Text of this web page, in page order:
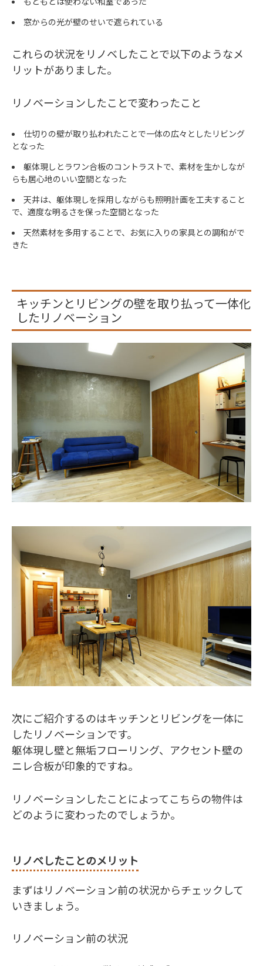
窓からの光が壁のせいで遮られている
これらの状況をリノベしたことで以下のようなメ
リットがありました。
リノベーションしたことで変わったこと
仕切りの壁が取り払われたことで一体の広々としたリビング
となった
躯体現しとラワン合板のコントラストで、素材を生かしなが
らも居心地のいい空間となった
天井は、躯体現しを採用しながらも照明計画を工夫すること
で、適度な明るさを保った空間となった
天然素材を多用することで、お気に入りの家具との調和がで
きた
キッチンとリビングの壁を取り払って一体化
したリノベーション
次にご紹介するのはキッチンとリビングを一体に
したリノベーションです。
躯体現し壁と無垢フローリング、アクセント壁の
ニレ合板が印象的ですね。
リノベーションしたことによってこちらの物件は
どのように変わったのでしょうか。
リノベしたことのメリット
まずはリノベーション前の状況からチェックして
いきましょう。
リノベーション前の状況